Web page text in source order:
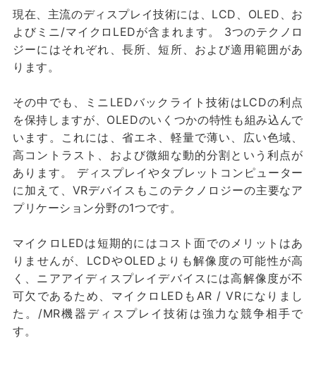
現在、主流のディスプレイ技術には、LCD、OLED、お
よびミニ/マイクロLEDが含まれます。 3つのテクノロ
ジーにはそれぞれ、長所、短所、および適用範囲があ
ります。
その中でも、ミニLEDバックライト技術はLCDの利点
を保持しますが、OLEDのいくつかの特性も組み込んで
います。これには、省エネ、軽量で薄い、広い色域、
高コントラスト、および微細な動的分割という利点が
あります。 ディスプレイやタブレットコンピューター
に加えて、VRデバイスもこのテクノロジーの主要なア
プリケーション分野の1つです。
マイクロLEDは短期的にはコスト面でのメリットはあ
りませんが、LCDやOLEDよりも解像度の可能性が高
く、ニアアイディスプレイデバイスには高解像度が不
可欠であるため、マイクロLEDもAR / VRになりまし
た。/MR機器ディスプレイ技術は強力な競争相手で
す。